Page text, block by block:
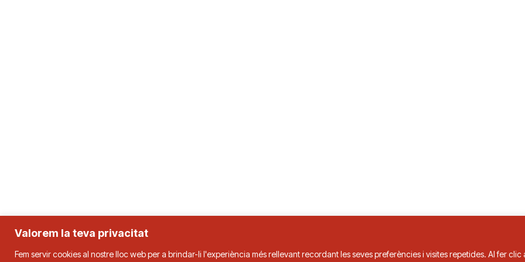
Valorem la teva privacitat
Fem servir cookies al nostre lloc web per a brindar-li l'experiència més rellevant recordant les seves preferències i visites repetides. Al fer